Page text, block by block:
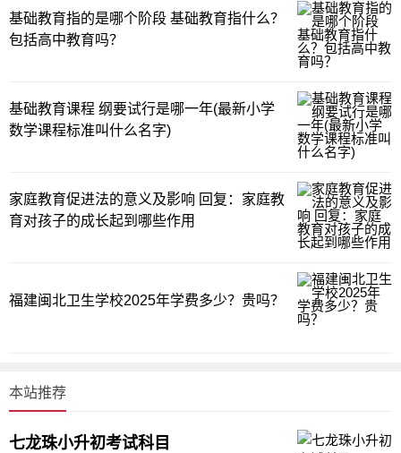
基础教育指的是哪个阶段 基础教育指什么？
包括高中教育吗？
基础教育课程 纲要试行是哪一年(最新小学
数学课程标准叫什么名字)
家庭教育促进法的意义及影响 回复：家庭教
育对孩子的成长起到哪些作用
福建闽北卫生学校2025年学费多少？贵吗？
本站推荐
七龙珠小升初考试科目